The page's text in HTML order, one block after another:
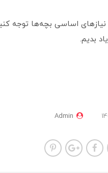
اساسی بچه‌ها توجه
بدیم.
Admin